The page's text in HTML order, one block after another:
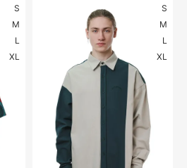
S
M
L
XL
S
M
L
XL